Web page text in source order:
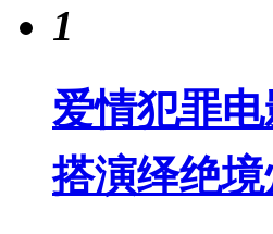
1
爱情犯罪
搭演绎绝